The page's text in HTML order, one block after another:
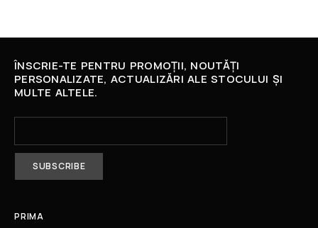
ÎNSCRIE-TE PENTRU PROMOȚII, NOUTĂȚI
PERSONALIZATE, ACTUALIZĂRI ALE STOCULUI ȘI
MULTE ALTELE.
PRIMA